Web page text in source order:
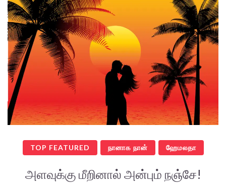
TOP FEATURED நானாக நான் ஹேமலதா
அளவுக்கு மீறினால் அன்பும் நஞ்சே!